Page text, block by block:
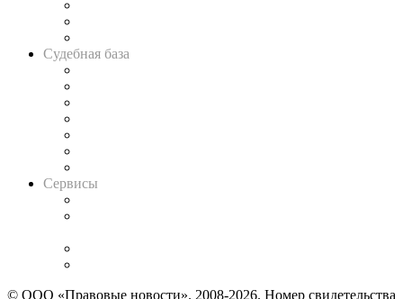
Судебная база
Сервисы
© ООО «Правовые новости». 2008-2026. Номер свидетельства